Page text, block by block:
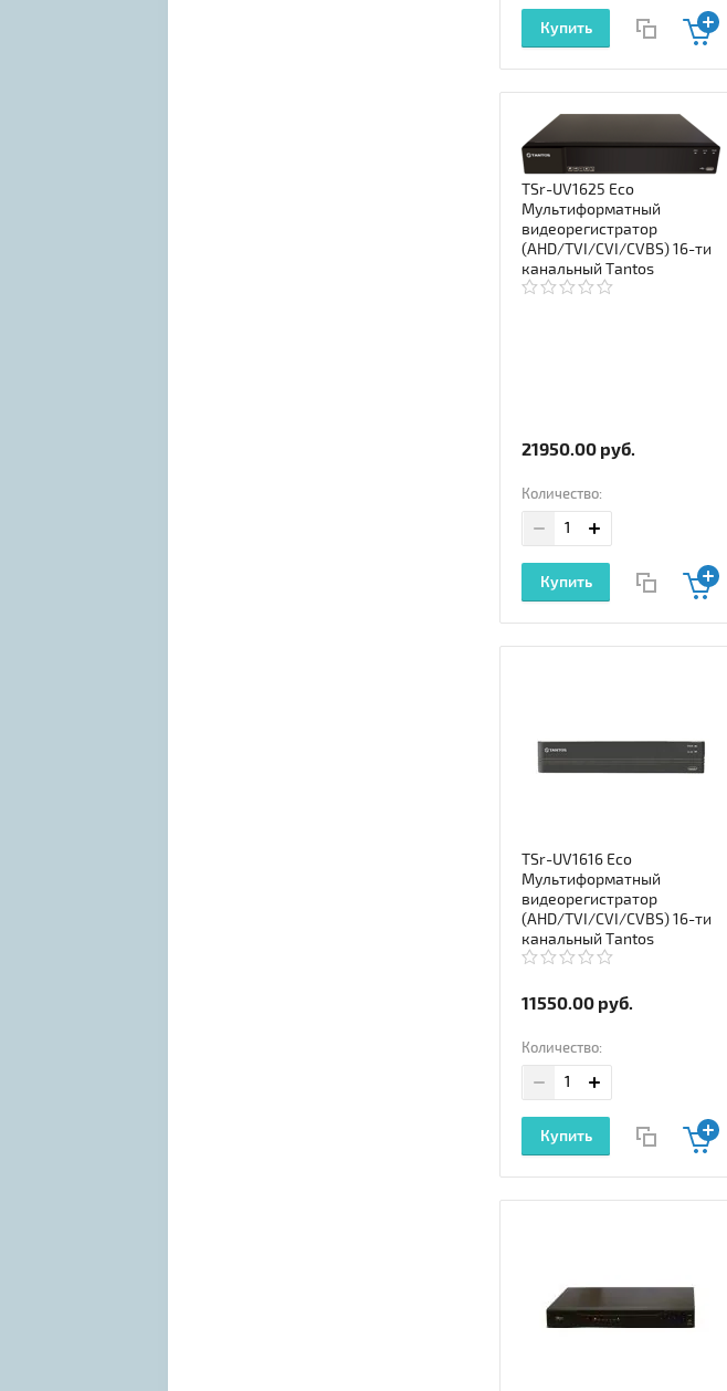
Купить
TSr-UV1625 Eco
Мультиформатный
видеорегистратор
(AHD/TVI/CVI/CVBS) 16-ти
канальный Tantos
21950.00 руб.
Количество:
Купить
TSr-UV1616 Eco
Мультиформатный
видеорегистратор
(AHD/TVI/CVI/CVBS) 16-ти
канальный Tantos
11550.00 руб.
Количество:
Купить